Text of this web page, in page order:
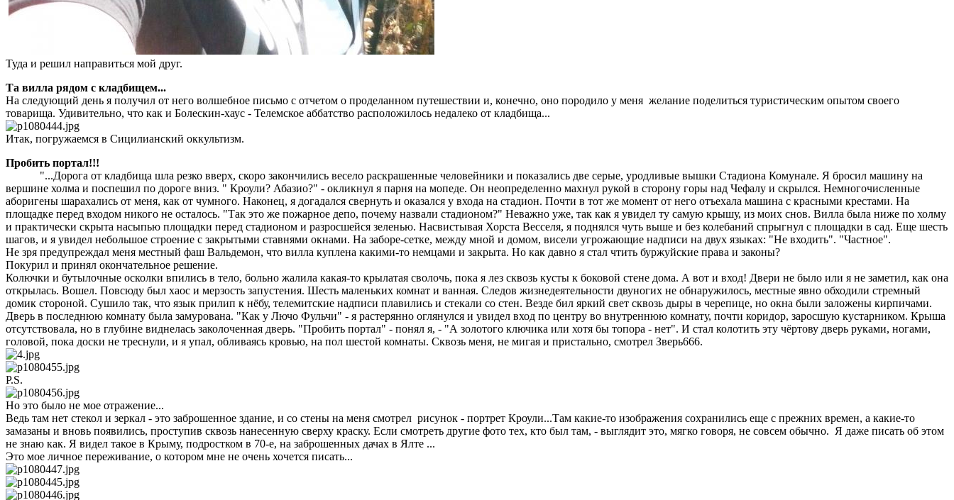
Туда и решил направиться мой друг.
Та вилла рядом с кладбищем...
На следующий день я получил от него волшебное письмо с отчетом о проделанном путешествии и, конечно, оно породило у меня желание поделиться туристическим опытом своего
товарища. Удивительно, что как и Болескин-хаус - Телемское аббатство расположилось недалеко от кладбища...
Итак, погружаемся в Сицилианский оккультизм.
Пробить портал!!!
"...Дорога от кладбища шла резко вверх, скоро закончились весело раскрашенные человейники и показались две серые, уродливые вышки Стадиона Комунале. Я бросил машину на
вершине холма и поспешил по дороге вниз. " Кроули? Абазио?" - окликнул я парня на мопеде. Он неопределенно махнул рукой в сторону горы над Чефалу и скрылся. Немногочисленные
аборигены шарахались от меня, как от чумного. Наконец, я догадался свернуть и оказался у входа на стадион. Почти в тот же момент от него отъехала машина с красными крестами. На
площадке перед входом никого не осталось. "Так это же пожарное депо, почему назвали стадионом?" Неважно уже, так как я увидел ту самую крышу, из моих снов. Вилла была ниже по холму
и практически скрыта насыпью площадки перед стадионом и разросшейся зеленью. Насвистывая Хорста Весселя, я поднялся чуть выше и без колебаний спрыгнул с площадки в сад. Еще шесть
шагов, и я увидел небольшое строение с закрытыми ставнями окнами. На заборе-сетке, между мной и домом, висели угрожающие надписи на двух языках: "Не входить". "Частное".
Не зря предупреждал меня местный фаш Вальдемон, что вилла куплена какими-то немцами и закрыта. Но как давно я стал чтить буржуйские права и законы?
Покурил и принял окончательное решение.
Колючки и бутылочные осколки впились в тело, больно жалила какая-то крылатая сволочь, пока я лез сквозь кусты к боковой стене дома. А вот и вход! Двери не было или я не заметил, как она
открылась. Вошел. Повсюду был хаос и мерзость запустения. Шесть маленьких комнат и ванная. Следов жизнедеятельности двуногих не обнаружилось, местные явно обходили стремный
домик стороной. Cушило так, что язык прилип к нёбу, телемитские надписи плавились и стекали со стен. Везде бил яркий свет сквозь дыры в черепице, но окна были заложены кирпичами.
Дверь в последнюю комнату была замурована. "Как у Лючо Фульчи" - я растерянно оглянулся и увидел вход по центру во внутреннюю комнату, почти коридор, заросшую кустарником. Крыша
отсутствовала, но в глубине виднелась заколоченная дверь. "Пробить портал" - понял я, - "А золотого ключика или хотя бы топора - нет". И стал колотить эту чёртову дверь руками, ногами,
головой, пока доски не треснули, и я упал, обливаясь кровью, на пол шестой комнаты. Сквозь меня, не мигая и пристально, смотрел Зверь666.
P.S.
Но это было не мое отражение...
Ведь там нет стекол и зеркал - это заброшенное здание, и со стены на меня смотрел рисунок - портрет Кроули...Там какие-то изображения сохранились еще с прежних времен, а какие-то
замазаны и вновь появились, проступив сквозь нанесенную сверху краску. Если смотреть другие фото тех, кто был там, - выглядит это, мягко говоря, не совсем обычно. Я даже писать об этом
не знаю как. Я видел такое в Крыму, подростком в 70-е, на заброшенных дачах в Ялте ...
Это мое личное переживание, о котором мне не очень хочется писать...